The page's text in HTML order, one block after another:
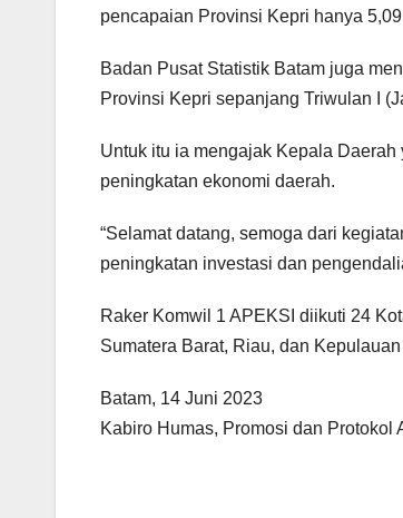
pencapaian Provinsi Kepri hanya
Badan Pusat Statistik Batam juga
Provinsi Kepri sepanjang Triwulan I
Untuk itu ia mengajak Kepala
peningkatan ekonomi daerah.
“Selamat datang, semoga dari
peningkatan investasi dan
Raker Komwil 1 APEKSI diikuti 24
Sumatera Barat, Riau, dan
Batam, 14 Juni 2023
Kabiro Humas, Promosi dan Protokol